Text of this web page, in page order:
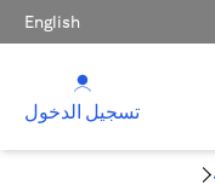
English
تسجيل الدخول